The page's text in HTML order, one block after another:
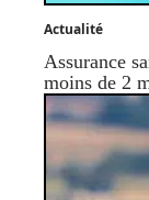
Actualité
Assurance
moins de 2